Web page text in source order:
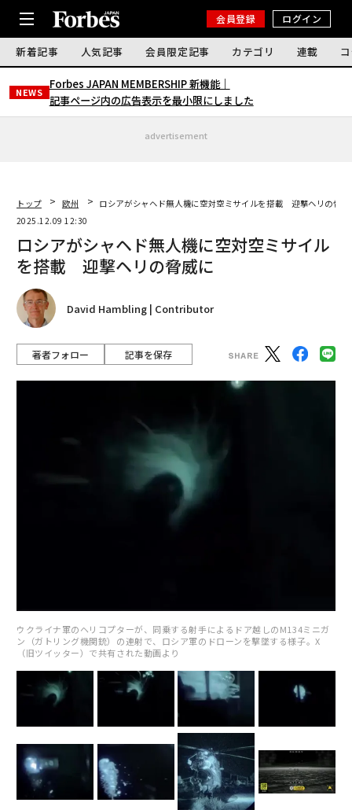
会員登録 ログイン
新着記事 人気記事 会員限定記事 カテゴリ 連載
NEWS
Forbes JAPAN MEMBERSHIP 新機能｜
記事ページ内の広告表示を最小限にしました
advertisement
トップ 欧州
ロシアがシャヘド無人機に空対空ミサイルを搭載 迎撃ヘリの脅威
2025.12.09 12:30
ロシアがシャヘド無人機に空対空ミサイル
を搭載 迎撃ヘリの脅威に
David Hambling | Contributor
著者フォロー 記事を保存
ウクライナ軍のヘリコプターが、同乗する射手によるドア越しのM134ミニガ
ン（ガトリング機関銃）の連射で、ロシア軍のドローンを撃墜する様子。X
（旧ツイッター）で共有された動画より